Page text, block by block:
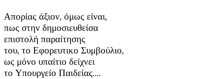
Απορίας άξιον, όμως είναι,
πως στην δημοσιευθείσα
επιστολή παραίτησης
του, το Εφορευτικο Συμβούλιο,
ως μόνο υπαίτιο δείχνει
το Υπουργείο Παιδείας….